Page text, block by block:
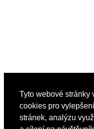
Tyto webové stránky
cookies pro
stránek, analýzu